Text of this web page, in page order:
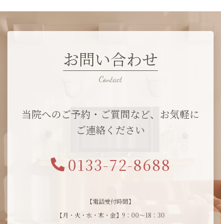
お問い合わせ
当院へのご予約・ご質問など、お気軽に
ご連絡ください
0133-72-8688
【電話受付時間】
【月・火・水・木・金】9：00～18：30